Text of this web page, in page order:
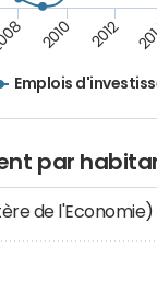
Emplois
2010 2012
par
de l'Economie)